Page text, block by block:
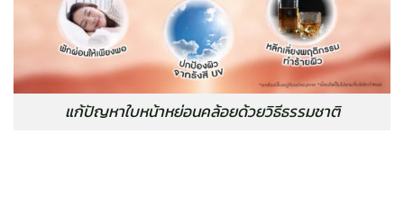
แก้ปัญหาใบหน้าหย่อนคล้อยด้วยวิธีธรรมชาติ